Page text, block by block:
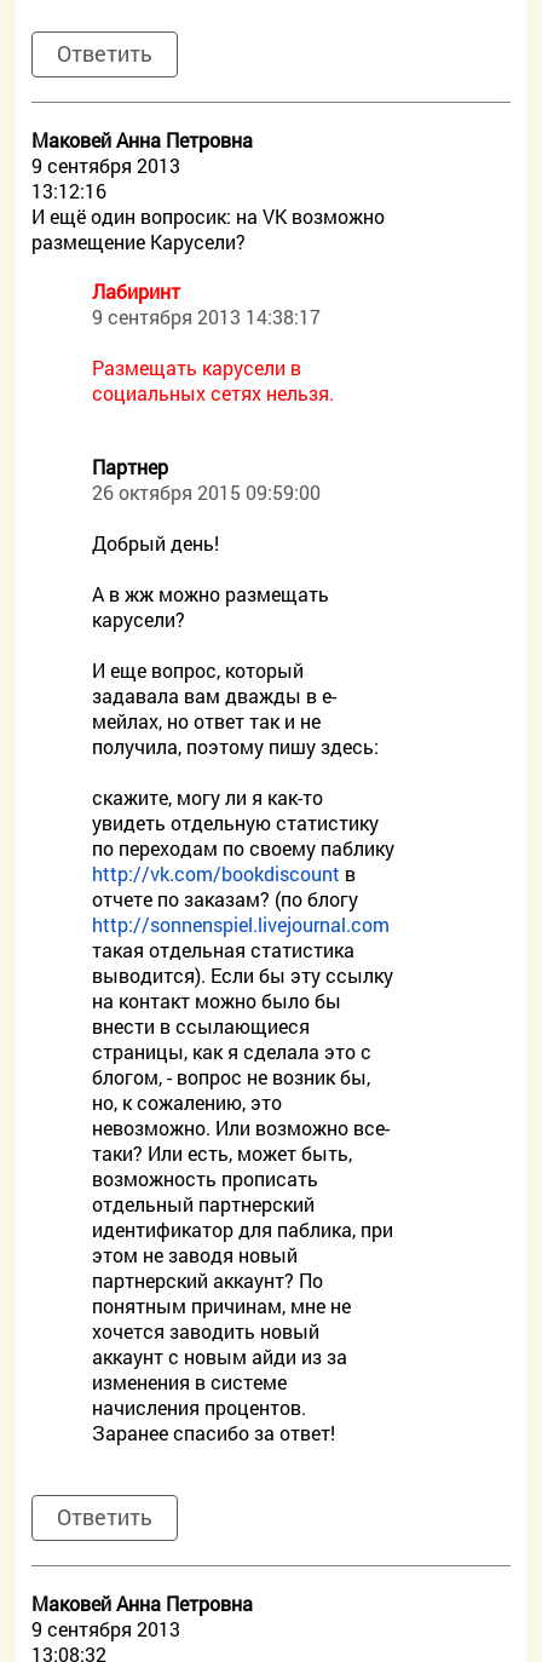
Ответить
Маковей Анна Петровна
9 сентября 2013
13:12:16
И ещё один вопросик: на VK возможно
размещение Карусели?
Лабиринт
9 сентября 2013 14:38:17
Размещать карусели в
социальных сетях нельзя.
Партнер
26 октября 2015 09:59:00
Добрый день!
А в жж можно размещать
карусели?
И еще вопрос, который
задавала вам дважды в е-
мейлах, но ответ так и не
получила, поэтому пишу здесь:
скажите, могу ли я как-то
увидеть отдельную статистику
по переходам по своему паблику
http://vk.com/bookdiscount в
отчете по заказам? (по блогу
http://sonnenspiel.livejournal.com
такая отдельная статистика
выводится). Если бы эту ссылку
на контакт можно было бы
внести в ссылающиеся
страницы, как я сделала это с
блогом, - вопрос не возник бы,
но, к сожалению, это
невозможно. Или возможно все-
таки? Или есть, может быть,
возможность прописать
отдельный партнерский
идентификатор для паблика, при
этом не заводя новый
партнерский аккаунт? По
понятным причинам, мне не
хочется заводить новый
аккаунт с новым айди из за
изменения в системе
начисления процентов.
Заранее спасибо за ответ!
Ответить
Маковей Анна Петровна
9 сентября 2013
13:08:32